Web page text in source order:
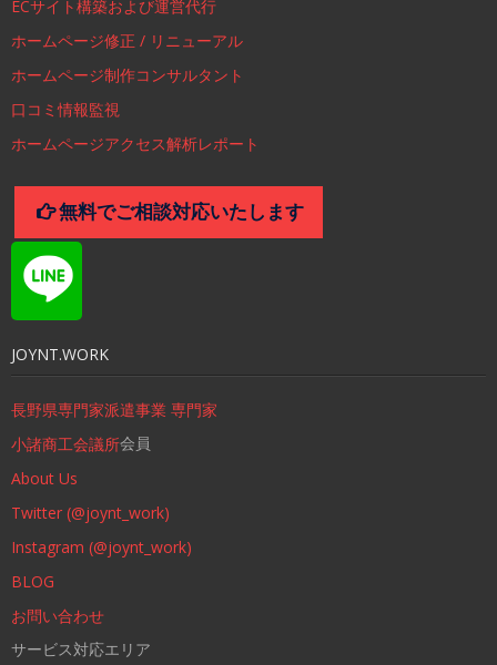
ECサイト構築および運営代行
ホームページ修正 / リニューアル
ホームページ制作コンサルタント
口コミ情報監視
ホームページアクセス解析レポート
無料でご相談対応いたします
JOYNT.WORK
長野県専門家派遣事業 専門家
小諸商工会議所会員
About Us
Twitter (@joynt_work)
Instagram (@joynt_work)
BLOG
お問い合わせ
サービス対応エリア